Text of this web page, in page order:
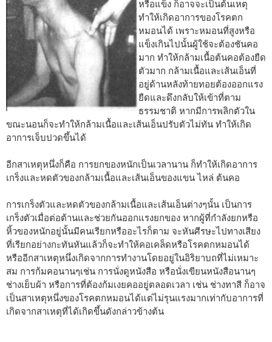
หรือแข็ง ก็อาจจะเป็นต้นเหตุ
ทำให้เกิดอาการของโรคตก
หมอนได้ เพราะหมอนที่สูงหรือ
แข็งเกินไปนั้นผู้ใช้จะต้องชันคอ
มาก ทำให้กล้ามเนื้อต้นคอต้องยืด
ตัวมาก กล้ามเนื้อและเส้นเอ็นที่
อยู่ด้านหลังท้ายทอยต้องออกแรง
ยืดและดึงกลับให้เข้าที่ตาม
ธรรมชาติ หากมีการพลิกตัวใน
ขณะนอนก็จะทำให้กล้ามเนื้อและเส้นเอ็นปรับตัวไม่ทัน ทำให้เกิด
อาการเจ็บปวดขึ้นได้
อีกสาเหตุหนึ่งก็คือ การยกของหนักเป็นเวลานาน ก็ทำให้เกิดอาการ
เกร็งและหดตัวของกล้ามเนื้อและเส้นเอ็นของแขน ไหล่ ต้นคอ
การเกร็งตัวและหดตัวของกล้ามเนื้อและเส้นเอ็นต่างๆนั้น เป็นการ
เกร็งตัวเมื่อต่อต้านและช่วยกันออกแรงยกของ หากผู้ที่กำลังยกหรือ
หิ้วของหนักอยู่นั้นมีคนเรียกหรืออะไรก็ตาม จะหันศีรษะไปทางเสียง
ที่เรียกอย่างกะทันหันแล้วก็จะทำให้คอเคล็ดหรือโรคตกหมอนได้
หรืออีกสาเหตุหนึ่งเกิดจากการทำงานโดยอยู่ในอิริยาบถที่ไม่เหมาะ
สม การก้มคอนานๆเช่น การนั่งดูหนังสือ หรือนั่งเขียนหนังสือนานๆ
ช่างเย็บผ้า หรือการที่ต้องก้มเงยคออยู่ตลอดเวลา เช่น ช่างทาสี ก็อาจ
เป็นสาเหตุหนึ่งของโรคตกหมอนได้แต่ไม่รุนแรงมากเท่ากับอาการที่
เกิดจากสาเหตุที่ได้เกิดขึ้นดังกล่าวข้างต้น